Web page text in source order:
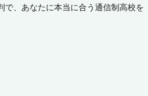
で、あなたに本当に合う通信制高校を